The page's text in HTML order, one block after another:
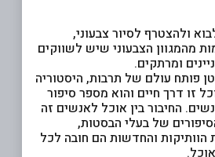
ולהצטרף לסיור צבעוני,
מהמגוון הצבעוני שיש לשווקים
ומרתקים.
פותח עולם של תרבות, היסטוריה
זו דרך חיים והוא מספר סיפור
החיבור בין אוכל לאנשים זה
של בעלי הבסטות,
הוותיקות והחדשות הם חובה לכל